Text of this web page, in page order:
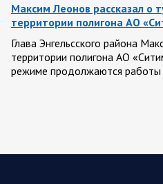
Максим Леонов рассказал о
территории полигона АО
Глава Энгельсского района
территории полигона АО
режиме продолжаются работы